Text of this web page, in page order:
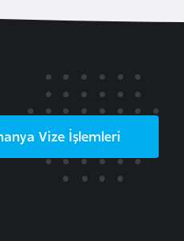
Vize İşlemleri